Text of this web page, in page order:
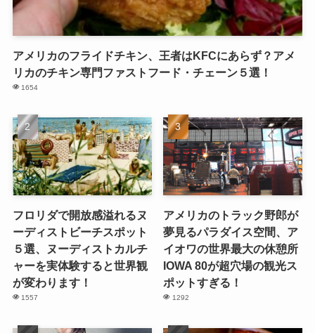
アメリカのフライドチキン、王者はKFCにあらず？アメ
リカのチキン専門ファストフード・チェーン５選！
1654
フロリダで開放感溢れるヌ
ーディストビーチスポット
５選、ヌーディストカルチ
ャーを実体験すると世界観
が変わります！
1557
アメリカのトラック野郎が
夢見るパラダイス空間、ア
イオワの世界最大の休憩所
IOWA 80が超穴場の観光ス
ポットすぎる！
1292